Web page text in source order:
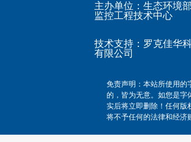
主办单位：生态环境
监控工程技术中心
技术支持： 罗克佳华
有限公司
免责声明：本站所使用的
的，皆为无意。如您是字
实后将立即删除！任何版
将不予任何的法律和经济